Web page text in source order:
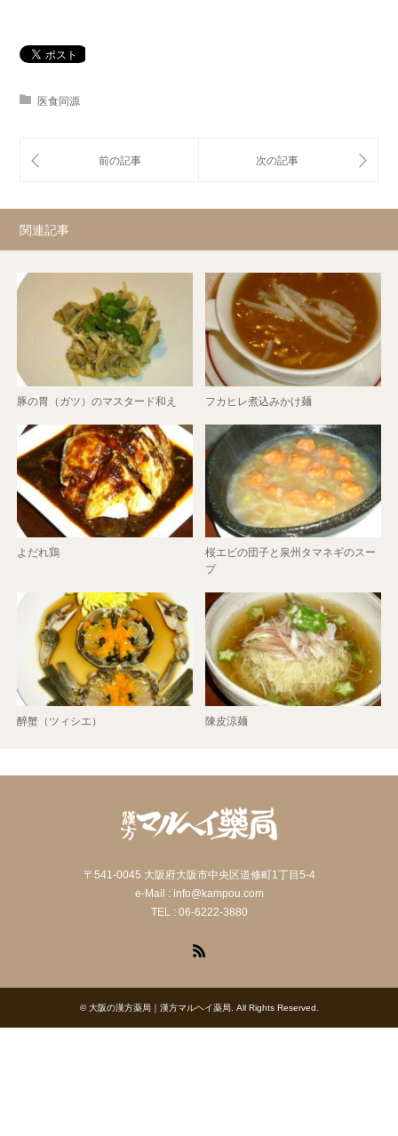
医食同源
関連記事
豚の胃（ガツ）のマスタード和え フカヒレ煮込みかけ麺
よだれ鶏
桜エビの団子と泉州タマネギのスー
プ
醉蟹（ツィシエ） 陳皮涼麺
〒541-0045 大阪府大阪市中央区道修町1丁目5-4
e-Mail : info@kampou.com
TEL : 06-6222-3880
©大阪の漢方薬局｜漢方マルヘイ薬局. All Rights Reserved.